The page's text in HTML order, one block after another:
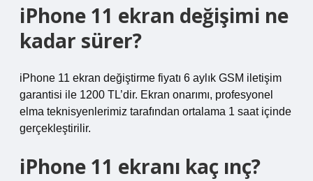
iPhone 11 ekran değişimi ne
kadar sürer?
iPhone 11 ekran değiştirme fiyatı 6 aylık GSM iletişim
garantisi ile 1200 TL’dir. Ekran onarımı, profesyonel
elma teknisyenlerimiz tarafından ortalama 1 saat içinde
gerçekleştirilir.
iPhone 11 ekranı kaç ınç?